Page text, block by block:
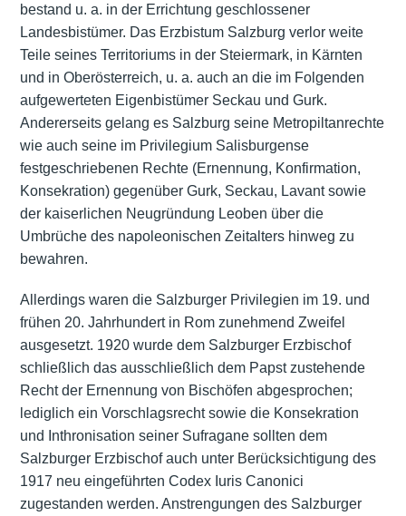
bestand u. a. in der Errichtung geschlossener
Landesbistümer. Das Erzbistum Salzburg verlor weite
Teile seines Territoriums in der Steiermark, in Kärnten
und in Oberösterreich, u. a. auch an die im Folgenden
aufgewerteten Eigenbistümer Seckau und Gurk.
Andererseits gelang es Salzburg seine Metropiltanrechte
wie auch seine im Privilegium Salisburgense
festgeschriebenen Rechte (Ernennung, Konfirmation,
Konsekration) gegenüber Gurk, Seckau, Lavant sowie
der kaiserlichen Neugründung Leoben über die
Umbrüche des napoleonischen Zeitalters hinweg zu
bewahren.
Allerdings waren die Salzburger Privilegien im 19. und
frühen 20. Jahrhundert in Rom zunehmend Zweifel
ausgesetzt. 1920 wurde dem Salzburger Erzbischof
schließlich das ausschließlich dem Papst zustehende
Recht der Ernennung von Bischöfen abgesprochen;
lediglich ein Vorschlagsrecht sowie die Konsekration
und Inthronisation seiner Sufragane sollten dem
Salzburger Erzbischof auch unter Berücksichtigung des
1917 neu eingeführten Codex Iuris Canonici
zugestanden werden. Anstrengungen des Salzburger